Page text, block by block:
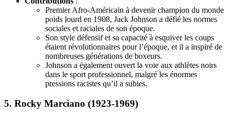
Premier Afro-Américain à devenir champion du monde
poids lourd en 1908, Jack Johnson a défié les normes
sociales et raciales de son époque.
Son style défensif et sa capacité à esquiver les coups
étaient révolutionnaires pour l’époque, et il a inspiré de
nombreuses générations de boxeurs.
Johnson a également ouvert la voie aux athlètes noirs
dans le sport professionnel, malgré les énormes
pressions racistes qu’il a subies.
5. Rocky Marciano (1923-1969)